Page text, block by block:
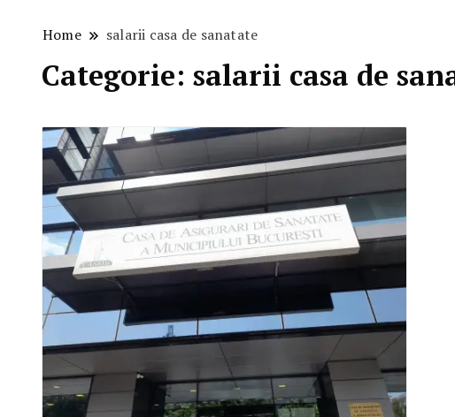
Home salarii casa de sanatate
Categorie: salarii casa de